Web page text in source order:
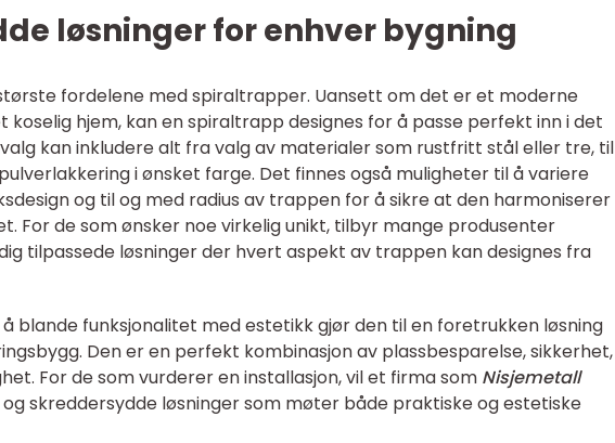
løsninger for enhver bygning
fordelene med spiraltrapper. Uansett om det er et moderne
hjem, kan en spiraltrapp designes for å passe perfekt inn i det
kan inkludere alt fra valg av materialer som rustfritt stål eller tre, til
i ønsket farge. Det finnes også muligheter til å variere
og til og med radius av trappen for å sikre at den harmoniserer
For de som ønsker noe virkelig unikt, tilbyr mange produsenter
tilpassede løsninger der hvert aspekt av trappen kan designes fra
blande funksjonalitet med estetikk gjør den til en foretrukken løsning
Den er en perfekt kombinasjon av plassbesparelse, sikkerhet,
For de som vurderer en installasjon, vil et firma som Nisjemetall
skreddersydde løsninger som møter både praktiske og estetiske